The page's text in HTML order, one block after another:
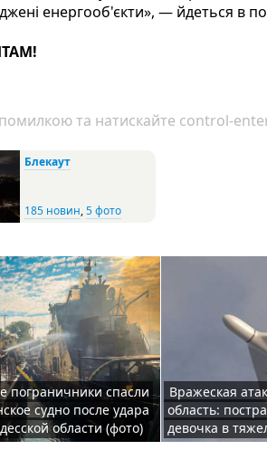
енергооб'єкти», — йдеться в
та натискайте control-
Блекаут
185 новин,5 фото
пограничники спасли
судно после удара
области (фото)
Вражеская
область:
девочка в